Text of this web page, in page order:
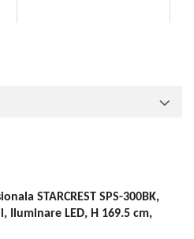
STARCREST SPS-300BK,
Iluminare LED, H 169.5 cm,